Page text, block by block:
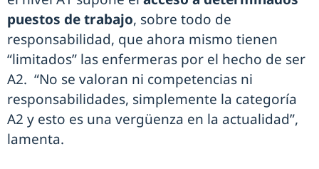
puestos de trabajo, sobre todo de
responsabilidad, que ahora mismo tienen
“limitados” las enfermeras por el hecho de ser
A2. “No se valoran ni competencias ni
responsabilidades, simplemente la categoría
A2 y esto es una vergüenza en la actualidad”,
lamenta.